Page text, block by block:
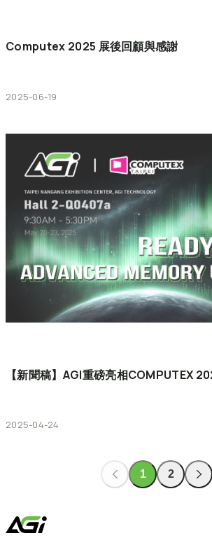
Computex 2025 展後回顧與感謝
2025-06-19
【新聞稿】AGI重磅亮相COMPUTEX
2025-04-24
1 2